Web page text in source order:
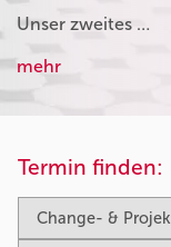
Unser zweites …
mehr
Termin finden: